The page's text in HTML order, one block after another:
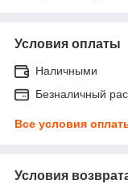
Условия оплаты
Наличными
Безналичный
Все условия
Условия